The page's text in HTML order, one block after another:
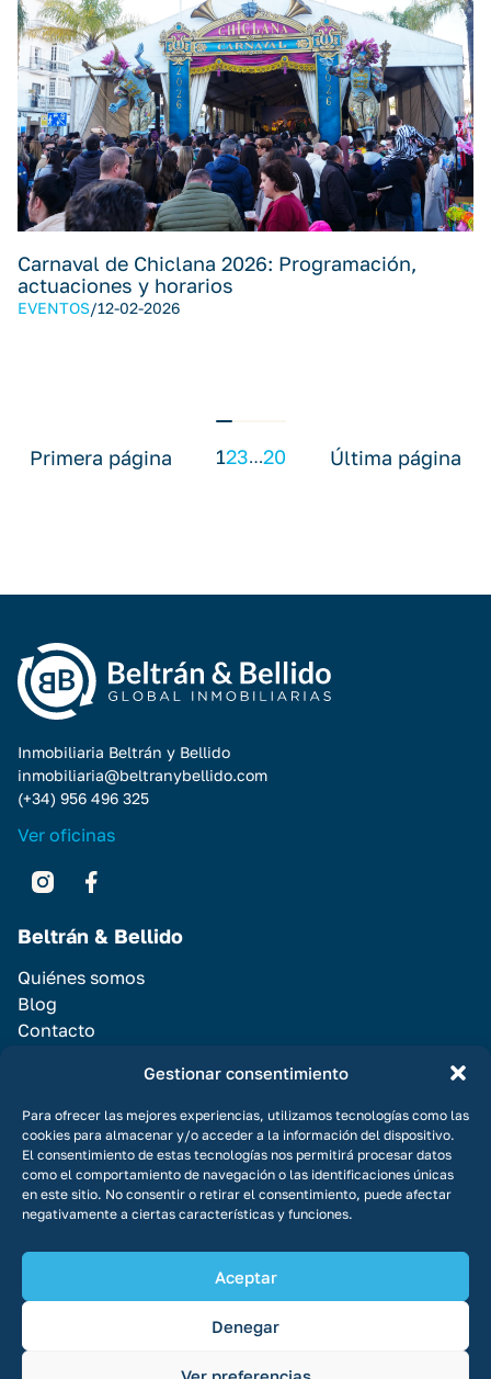
Gestionar consentimiento
Para ofrecer las mejores experiencias, utilizamos tecnologías como las
cookies para almacenar y/o acceder a la información del dispositivo.
El consentimiento de estas tecnologías nos permitirá procesar datos
como el comportamiento de navegación o las identificaciones únicas
en este sitio. No consentir o retirar el consentimiento, puede afectar
negativamente a ciertas características y funciones.
Aceptar
Denegar
Carnaval de Chiclana 2026: Programación,
actuaciones y horarios
EVENTOS/12-02-2026
Primera página 123…20 Última página
Inmobiliaria Beltrán y Bellido
inmobiliaria@beltranybellido.com
(+34) 956 496 325
Ver oficinas
Beltrán & Bellido
Quiénes somos
Blog
Contacto
Vender Casa
Alquilar casa
Promociones
© Copyright 2026 Todos los derechos reservados
Política de privacidad